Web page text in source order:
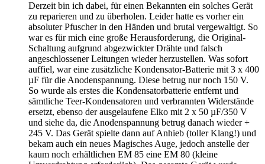
Derzeit bin ich dabei, für einen Bekannten ein solches Gerät
zu reparieren und zu überholen. Leider hatte es vorher ein
absoluter Pfuscher in den Händen und brutal vergewaltigt. So
war es für mich eine große Herausforderung, die Original-
Schaltung aufgrund abgezwickter Drähte und falsch
angeschlossener Leitungen wieder herzustellen. Was sofort
auffiel, war eine zusätzliche Kondensator-Batterie mit 3 x 400
µF für die Anodenspannung. Diese betrug nur noch 150 V.
So wurde als erstes die Kondensatorbatterie entfernt und
sämtliche Teer-Kondensatoren und verbrannten Widerstände
ersetzt, ebenso der ausgelaufene Elko mit 2 x 50 µF/350 V
und siehe da, die Anodenspannung betrug danach wieder +
245 V. Das Gerät spielte dann auf Anhieb (toller Klang!) und
bekam auch ein neues Magisches Auge, jedoch anstelle der
kaum noch erhältlichen EM 85 eine EM 80 (kleine